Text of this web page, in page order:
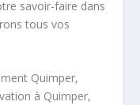
savoir-faire dans
tous vos
Quimper,
à Quimper,